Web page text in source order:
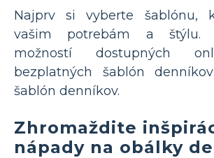
Najprv si vyberte šablónu,
vašim potrebám a štýlu.
možností dostupných
bezplatných šablón
šablón denníkov.
Zhromaždite
nápady na obálky